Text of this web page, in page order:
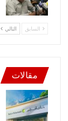
السابق التالي
مقالات